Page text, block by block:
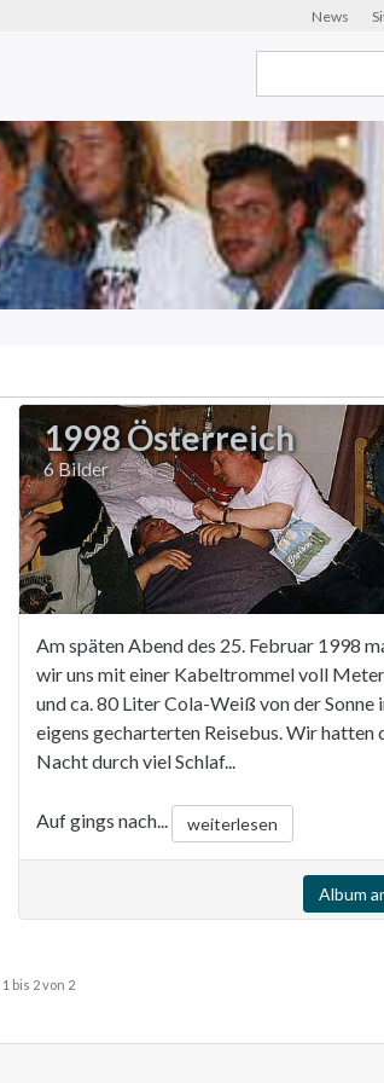
News
1998 Österreich
6 Bilder
Am späten Abend des 25. Februar 1998
wir uns mit einer Kabeltrommel voll
und ca. 80 Liter Cola-Weiß von der Sonne
eigens gecharterten Reisebus. Wir hatten
Nacht durch viel Schlaf...
Auf gings nach... weiterlesen
Album
1 bis 2von 2